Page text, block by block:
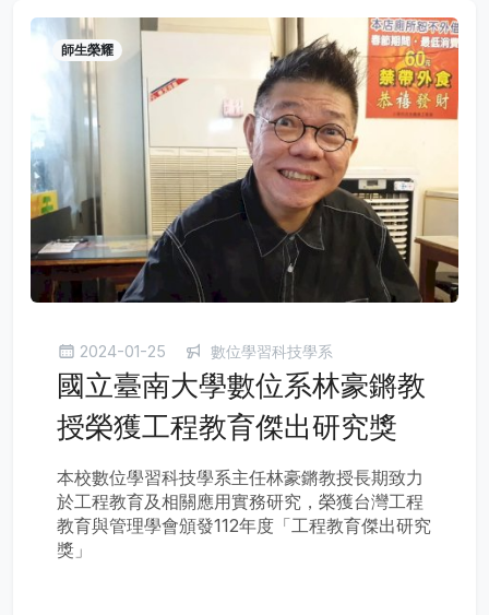
師生榮耀
2024-01-25 數位學習科技學系
國立臺南大學數位系林豪鏘教
授榮獲工程教育傑出研究獎
本校數位學習科技學系主任林豪鏘教授長期致力
於工程教育及相關應用實務研究，榮獲台灣工程
教育與管理學會頒發112年度「工程教育傑出研究
獎」